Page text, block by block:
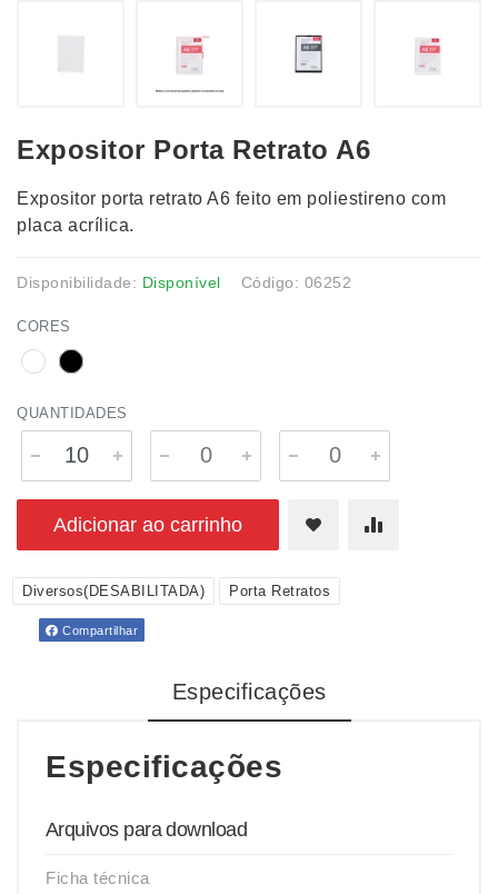
Expositor Porta Retrato A6
Expositor porta retrato A6 feito em poliestireno com
placa acrílica.
Disponibilidade: Disponível Código: 06252
CORES
QUANTIDADES
Adicionar ao carrinho
Diversos(DESABILITADA) Porta Retratos
Compartilhar
Especificações
Especificações
Arquivos para download
Ficha técnica